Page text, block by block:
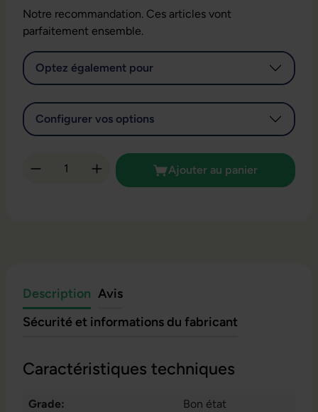
Notre recommandation. Ces articles vont
parfaitement ensemble.
Optez également pour
Configurer vos options
Quantité de produit : Entrez la quantité
Ajouter au panier
Description Avis
Sécurité et informations du fabricant
Caractéristiques techniques
Grade: Bon état